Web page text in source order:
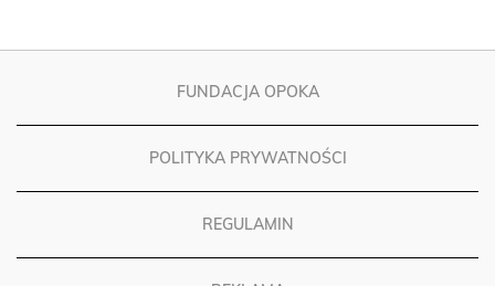
FUNDACJA OPOKA
POLITYKA PRYWATNOŚCI
REGULAMIN